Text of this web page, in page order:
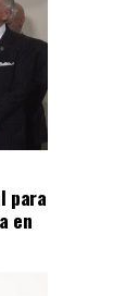
para
en